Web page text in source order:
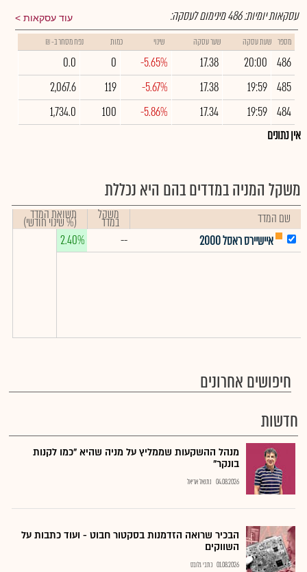
עוד עסקאות עסקאות יומיות:486מינימום לעסקה:
מספר שעת עסקה שער עסקה שינוי כמות נפח מסחר ב- ₪
486
20:00
17.38
-5.65%
0
0.0
485
19:59
17.38
-5.67%
119
2,067.6
484
19:59
17.34
-5.86%
100
1,734.0
אין נתונים
משקל המניה במדדים בהם היא נכללת
שם המדד משקל
במדד תשואת המדד
(% שינוי חודשי)
איישיירס ראסל 2000
--
2.40%
חיפושים אחרונים
חדשות
מנהל ההשקעות שממליץ על מניה שהיא "כמו לקנות
בונקר"
04.08.2026 נתנאל אריאל
הבכיר שרואה הזדמנות בסקטור חבוט - ועוד כתבות על
השווקים
01.08.2026 כתבי גלובס